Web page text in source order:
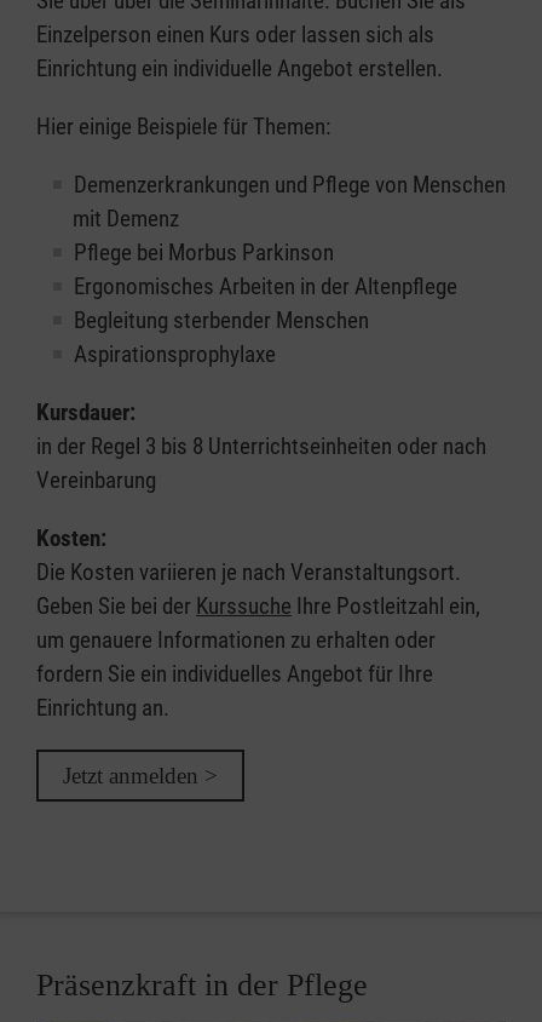
Einzelperson einen Kurs oder lassen sich als
Einrichtung ein individuelle Angebot erstellen.
Hier einige Beispiele für Themen:
Demenzerkrankungen und Pflege von Menschen
mit Demenz
Pflege bei Morbus Parkinson
Ergonomisches Arbeiten in der Altenpflege
Begleitung sterbender Menschen
Aspirationsprophylaxe
Kursdauer:
in der Regel 3 bis 8 Unterrichtseinheiten oder nach
Vereinbarung
Kosten:
Die Kosten variieren je nach Veranstaltungsort.
Geben Sie bei der Kurssuche Ihre Postleitzahl ein,
um genauere Informationen zu erhalten oder
fordern Sie ein individuelles Angebot für Ihre
Einrichtung an.
Jetzt anmelden >
Präsenzkraft in der Pflege